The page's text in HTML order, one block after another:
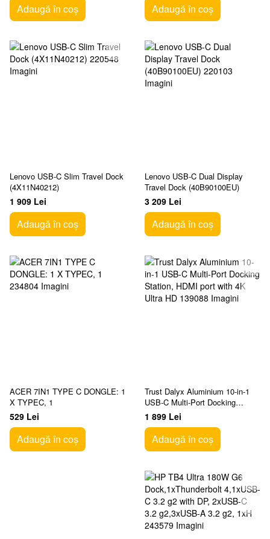
Adaugă în coș Adaugă în coș
Lenovo USB-C Slim Travel Dock
(4X11N40212)
1 909 Lei
Adaugă în coș
Lenovo USB-C Dual Display
Travel Dock (40B90100EU)
3 209 Lei
Adaugă în coș
ACER 7IN1 TYPE C DONGLE: 1
X TYPEC, 1
529 Lei
Adaugă în coș
Trust Dalyx Aluminium 10-in-1
USB-C Multi-Port Docking
Station, HDMI port with 4K Ultra
HD
1 899 Lei
Adaugă în coș